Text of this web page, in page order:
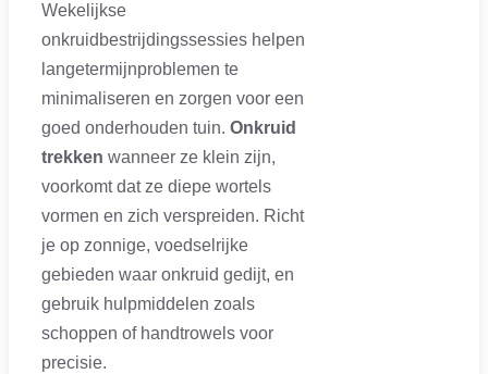
Wekelijkse
onkruidbestrijdingssessies helpen
langetermijnproblemen te
minimaliseren en zorgen voor een
goed onderhouden tuin. Onkruid
trekken wanneer ze klein zijn,
voorkomt dat ze diepe wortels
vormen en zich verspreiden. Richt
je op zonnige, voedselrijke
gebieden waar onkruid gedijt, en
gebruik hulpmiddelen zoals
schoppen of handtrowels voor
precisie.